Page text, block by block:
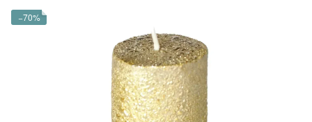
−70%